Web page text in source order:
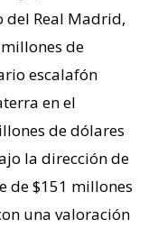
del Real Madrid,
de
escalafón
en el
de dólares
la dirección de
de $151 millones
una valoración